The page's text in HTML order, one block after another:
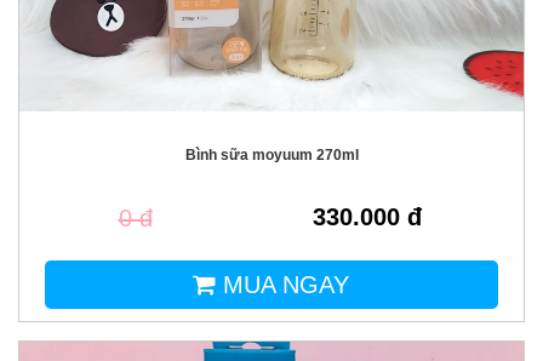
Bình sữa moyuum 270ml
0 đ 330.000 đ
MUA NGAY